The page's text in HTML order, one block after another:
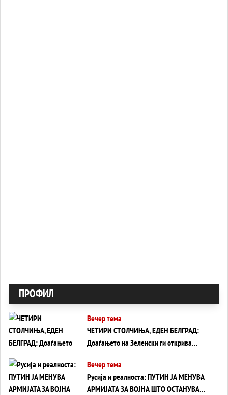
ПРОФИЛ
Вечер тема
ЧЕТИРИ СТОЛЧИЊА, ЕДЕН БЕЛГРАД:
Доаѓањето на Зеленски ги открива
тајните на политиката на балансирање
на Вучиќ
Вечер тема
Русија и реалноста: ПУТИН ЈА МЕНУВА
АРМИЈАТА ЗА ВОЈНА ШТО ОСТАНУВА